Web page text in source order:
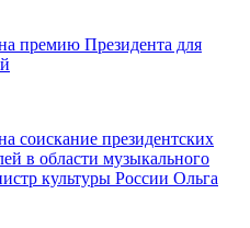
премию Президента для
соискание президентских
в области музыкального
культуры России Ольга